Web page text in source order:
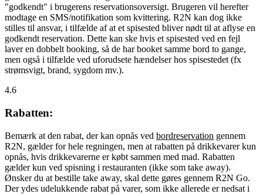
"godkendt" i brugerens reservationsoversigt. Brugeren vil herefter
modtage en SMS/notifikation som kvittering. R2N kan dog ikke
stilles til ansvar, i tilfælde af at et spisested bliver nødt til at aflyse en
godkendt reservation. Dette kan ske hvis et spisested ved en fejl
laver en dobbelt booking, så de har booket samme bord to gange,
men også i tilfælde ved uforudsete hændelser hos spisestedet (fx
strømsvigt, brand, sygdom mv.).
4.6
Rabatten:
Bemærk at den rabat, der kan opnås ved bordreservation gennem
R2N, gælder for hele regningen, men at rabatten på drikkevarer kun
opnås, hvis drikkevarerne er købt sammen med mad. Rabatten
gælder kun ved spisning i restauranten (ikke som take away).
Ønsker du at bestille take away, skal dette gøres gennem R2N Go.
Der ydes udelukkende rabat på varer, som ikke allerede er nedsat i